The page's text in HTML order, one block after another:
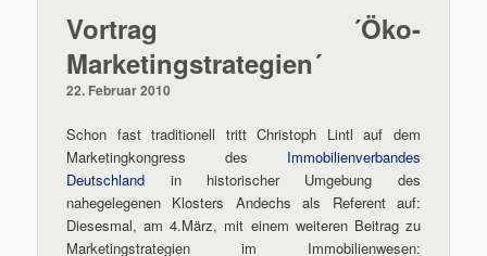
Vortrag ´Öko-
Marketingstrategien´
22. Februar 2010
Schon fast traditionell tritt Christoph Lintl auf dem
Marketingkongress des Immobilienverbandes
Deutschland in historischer Umgebung des
nahegelegenen Klosters Andechs als Referent auf:
Diesesmal, am 4.März, mit einem weiteren Beitrag zu
Marketingstrategien im Immobilienwesen: